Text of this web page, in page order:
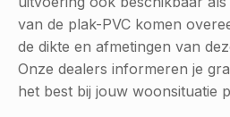
van de plak-PVC komen
de dikte en afmetingen van
Onze dealers informeren je
het best bij jouw woonsituatie